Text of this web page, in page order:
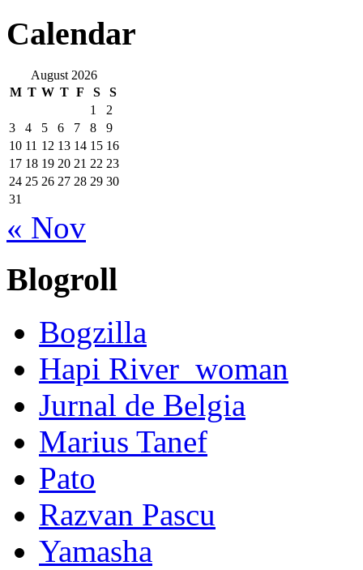
Calendar
August 2026
M T W T F S
S
1
2
3
4 5 6 7 8
9
10 11 12 13 14 15 16
17 18 19 20 21 22 23
24 25 26 27 28 29 30
31
« Nov
Blogroll
Bogzilla
Hapi River_woman
Jurnal de Belgia
Marius Tanef
Pato
Razvan Pascu
Yamasha